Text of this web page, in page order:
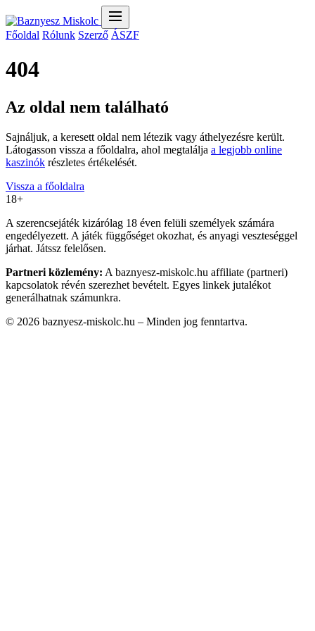
Főoldal Rólunk Szerző ÁSZF
404
Az oldal nem található
Sajnáljuk, a keresett oldal nem létezik vagy áthelyezésre került.
Látogasson vissza a főoldalra, ahol megtalálja a legjobb online
kaszinók részletes értékelését.
Vissza a főoldalra
18+
A szerencsejáték kizárólag 18 éven felüli személyek számára
engedélyezett. A játék függőséget okozhat, és anyagi veszteséggel
járhat. Játssz felelősen.
Partneri közlemény: A baznyesz-miskolc.hu affiliate (partneri)
kapcsolatok révén szerezhet bevételt. Egyes linkek jutalékot
generálhatnak számunkra.
© 2026 baznyesz-miskolc.hu – Minden jog fenntartva.